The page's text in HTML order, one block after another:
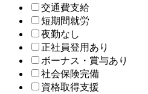
交通費支給
短期間就労
夜勤なし
正社員登用あり
ボーナス・賞与あり
社会保険完備
資格取得支援